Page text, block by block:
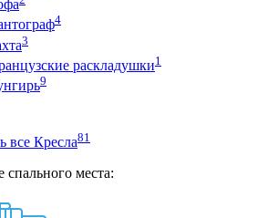
4
3
раскладушки1
9
все Кресла81
спального места: